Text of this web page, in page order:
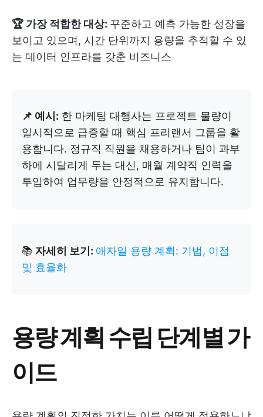
🏆 가장 적합한 대상: 꾸준하고 예측 가능한 성장을
보이고 있으며, 시간 단위까지 용량을 추적할 수 있
는 데이터 인프라를 갖춘 비즈니스
📌 예시: 한 마케팅 대행사는 프로젝트 물량이
일시적으로 급증할 때 핵심 프리랜서 그룹을 활
용합니다. 정규직 직원을 채용하거나 팀이 과부
하에 시달리게 두는 대신, 매월 계약직 인력을
투입하여 업무량을 안정적으로 유지합니다.
📚 자세히 보기: 애자일 용량 계획: 기법, 이점
및 효율화
용량 계획 수립 단계별 가
이드